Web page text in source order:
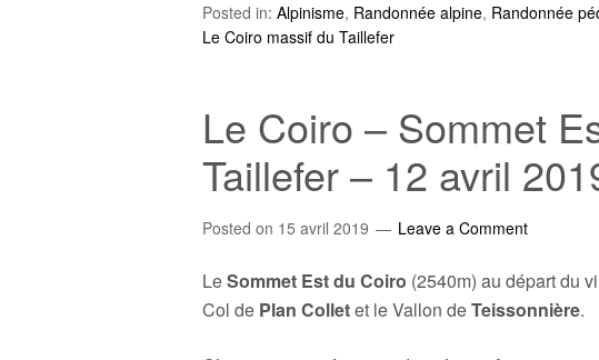
Posted in: Alpinisme, Randonnée alpine, Randonnée
Le Coiro massif du Taillefer
Le Coiro – Sommet
Taillefer – 12 avril
Posted on 15 avril 2019 Leave a Comment
LeSommet Est du Coiro (2540m) au départ du
Col de Plan Colletet le Vallon deTeissonnière.